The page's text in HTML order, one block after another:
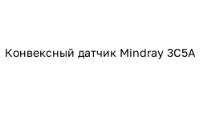
Конвексный датчик Mindray 3C5A